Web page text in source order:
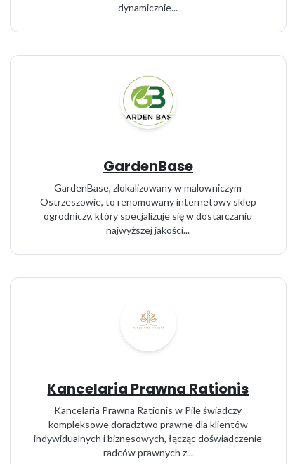
dynamicznie...
GardenBase
GardenBase, zlokalizowany w malowniczym
Ostrzeszowie, to renomowany internetowy sklep
ogrodniczy, który specjalizuje się w dostarczaniu
najwyższej jakości...
Kancelaria Prawna Rationis
Kancelaria Prawna Rationis w Pile świadczy
kompleksowe doradztwo prawne dla klientów
indywidualnych i biznesowych, łącząc doświadczenie
radców prawnych z...